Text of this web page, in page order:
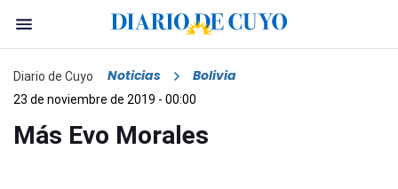
Diario de Cuyo Noticias Bolivia
23 de noviembre de 2019 - 00:00
Más Evo Morales